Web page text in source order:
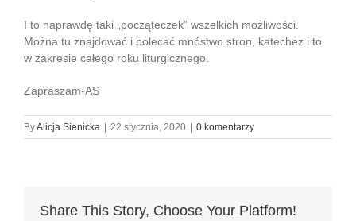
I to naprawdę taki „począteczek” wszelkich możliwości.
Można tu znajdować i polecać mnóstwo stron, katechez i to
w zakresie całego roku liturgicznego.
Zapraszam-AS
ByAlicja Sienicka 22 stycznia, 2020 0 komentarzy
Share This Story, Choose Your Platform!